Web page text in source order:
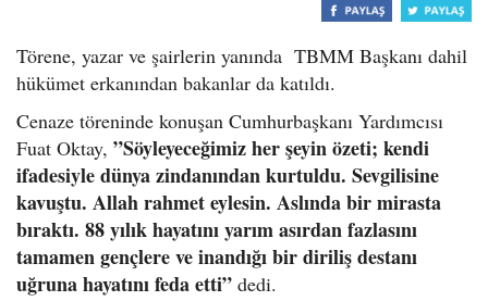
Törene, yazar ve şairlerin yanında TBMM Başkanı dahil
hükümet erkanından bakanlar da katıldı.
Cenaze töreninde konuşan Cumhurbaşkanı Yardımcısı
Fuat Oktay, ”Söyleyeceğimiz her şeyin özeti; kendi
ifadesiyle dünya zindanından kurtuldu. Sevgilisine
kavuştu. Allah rahmet eylesin. Aslında bir mirasta
bıraktı. 88 yılık hayatını yarım asırdan fazlasını
tamamen gençlere ve inandığı bir diriliş destanı
uğruna hayatını feda etti” dedi.